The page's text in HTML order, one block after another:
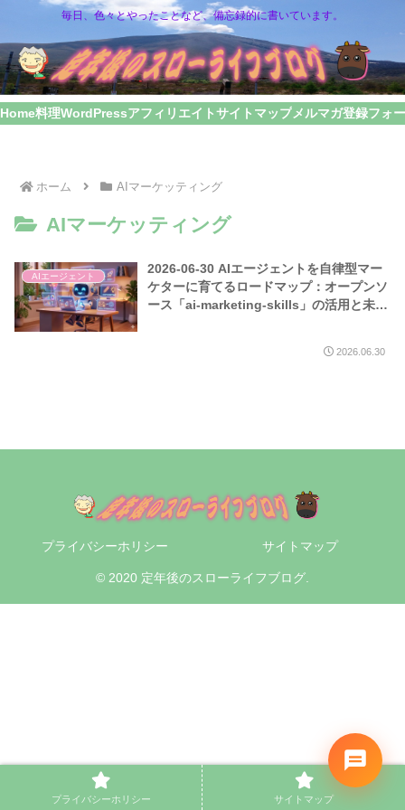
毎日、色々とやったことなど、備忘録的に書いています。
Home料理WordPressアフィリエイトサイトマップメルマガ登録フォ
ホーム AIマーケッティング
AIマーケッティング
AIエージェント
2026-06-30 AIエージェントを自律型マー
ケターに育てるロードマップ：オープンソ
ース「ai-marketing-skills」の活用と未来
2026.06.30
プライバシーホリシー サイトマップ
© 2020 定年後のスローライフブログ.
プライバシーホリシー サイトマップ